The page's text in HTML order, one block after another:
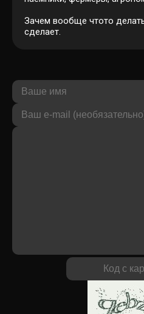
Зачем вообще чтото
сделает.